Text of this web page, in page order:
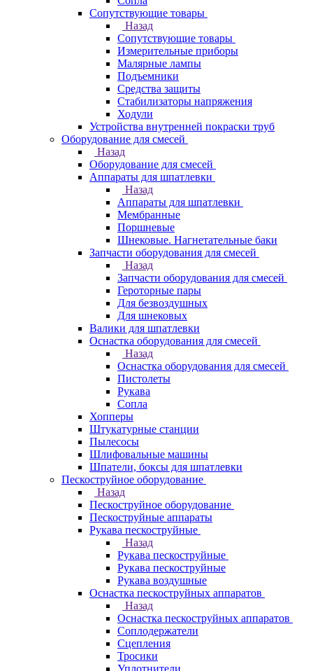
Сопутствующие товары
Назад
Сопутствующие товары
Измерительные приборы
Малярные лампы
Подъемники
Средства защиты
Стабилизаторы напряжения
Ходули
Устройства внутренней покраски труб
Оборудование для смесей
Назад
Оборудование для смесей
Аппараты для шпатлевки
Назад
Аппараты для шпатлевки
Мембранные
Поршневые
Шнековые. Нагнетательные баки
Запчасти оборудования для смесей
Назад
Запчасти оборудования для смесей
Героторные пары
Для безвоздушных
Для шнековых
Валики для шпатлевки
Оснастка оборудования для смесей
Назад
Оснастка оборудования для смесей
Пистолеты
Рукава
Сопла
Хопперы
Штукатурные станции
Пылесосы
Шлифовальные машины
Шпатели, боксы для шпатлевки
Пескоструйное оборудование
Назад
Пескоструйное оборудование
Пескоструйные аппараты
Рукава пескоструйные
Назад
Рукава пескоструйные
Рукава пескоструйные
Рукава воздушные
Оснастка пескоструйных аппаратов
Назад
Оснастка пескоструйных аппаратов
Соплодержатели
Сцепления
Тросики
Уплотнители